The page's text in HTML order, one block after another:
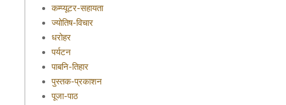
कम्प्यूटर-सहायता
ज्योतिष-विचार
धरोहर
पर्यटन
पाबनि-तिहार
पुस्तक-प्रकाशन
पूजा-पाठ